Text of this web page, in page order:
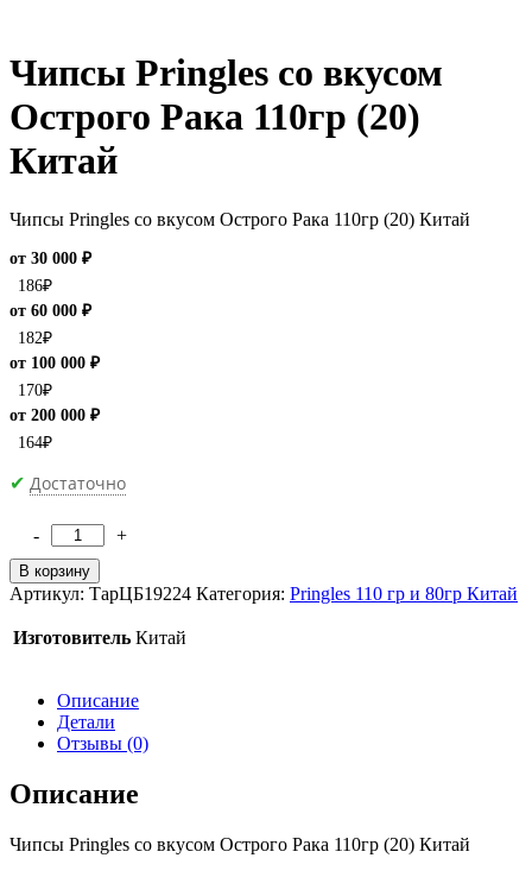
Чипсы Pringles со вкусом
Острого Рака 110гр (20)
Китай
Чипсы Pringles со вкусом Острого Рака 110гр (20) Китай
от 30 000 ₽
186₽
от 60 000 ₽
182₽
от 100 000 ₽
170₽
от 200 000 ₽
164₽
✔ Достаточно
Количество
товара
Чипсы
Pringles
со
вкусом
110гр
Китай
- +
В корзину
Артикул: ТарЦБ19224 Категория: Pringles 110 гр и 80гр Китай
Изготовитель Китай
Описание
Детали
Отзывы (0)
Описание
Чипсы Pringles со вкусом Острого Рака 110гр (20) Китай